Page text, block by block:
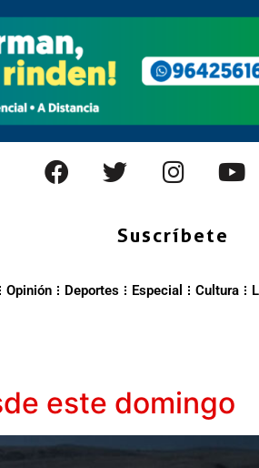
Suscríbete
Opinión Deportes Especial Cultura
este domingo